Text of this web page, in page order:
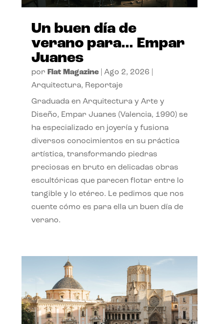
Un buen día de
verano para… Empar
Juanes
por Flat Magazine| Ago 2, 2026
Arquitectura, Reportaje
Graduada en Arquitectura y Arte y
Diseño, Empar Juanes (Valencia, 1990) se
ha especializado en joyería y fusiona
diversos conocimientos en su práctica
artística, transformando piedras
preciosas en bruto en delicadas obras
escultóricas que parecen flotar entre lo
tangible y lo etéreo. Le pedimos que nos
cuente cómo es para ella un buen día de
verano.